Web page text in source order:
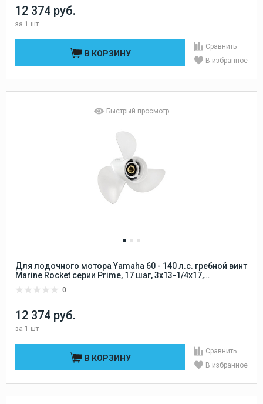
12 374 руб.
за 1 шт
В КОРЗИНУ
Сравнить
В избранное
Быстрый просмотр
Для лодочного мотора Yamaha 60 - 140 л.с. гребной винт
Marine Rocket серии Prime, 17 шаг, 3x13-1/4x17,
0
12 374 руб.
за 1 шт
В КОРЗИНУ
Сравнить
В избранное